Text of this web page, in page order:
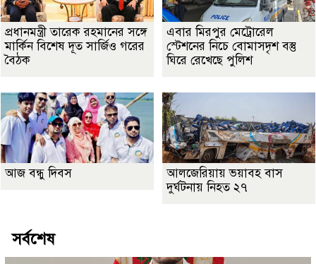
প্রধানমন্ত্রী তারেক রহমানের সঙ্গে
মার্কিন বিশেষ দূত সার্জিও গরের
বৈঠক
এবার মিরপুর মেট্রোরেল
স্টেশনের নিচে বোমাসদৃশ বস্তু
ঘিরে রেখেছে পুলিশ
আজ বন্ধু দিবস
আলজেরিয়ায় ভয়াবহ বাস
দুর্ঘটনায় নিহত ২৭
সর্বশেষ